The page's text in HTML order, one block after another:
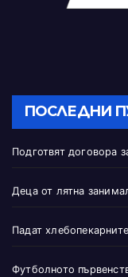
ПОСЛЕДНИ
Подготвят договора
Деца от лятна
Падат
Футболното